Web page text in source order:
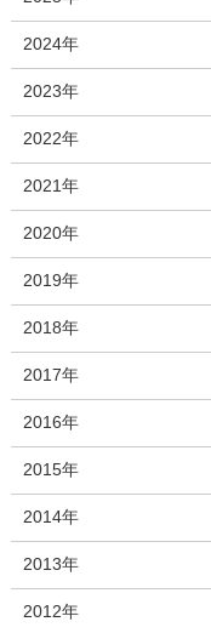
2024年
2023年
2022年
2021年
2020年
2019年
2018年
2017年
2016年
2015年
2014年
2013年
2012年